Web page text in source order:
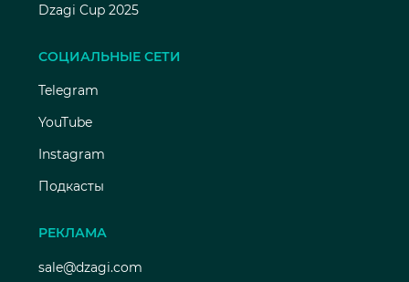
Dzagi Cup 2025
СОЦИАЛЬНЫЕ СЕТИ
Telegram
YouTube
Instagram
Подкасты
РЕКЛАМА
sale@dzagi.com